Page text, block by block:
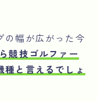
の幅が広がった今
競技ゴルファー
種と言えるでしょ